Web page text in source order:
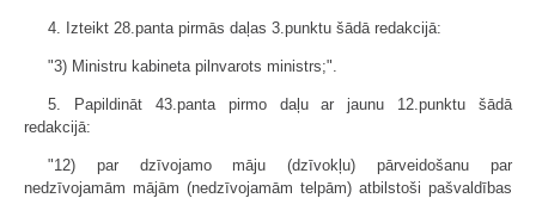
4. Izteikt 28.panta pirmās daļas 3.punktu šādā redakcijā:
"3) Ministru kabineta pilnvarots ministrs;".
5. Papildināt 43.panta pirmo daļu ar jaunu 12.punktu šādā
redakcijā:
"12) par dzīvojamo māju (dzīvokļu) pārveidošanu par
nedzīvojamām mājām (nedzīvojamām telpām) atbilstoši pašvaldības